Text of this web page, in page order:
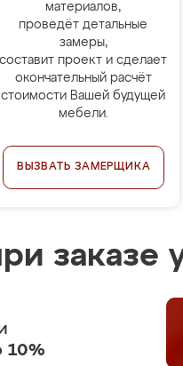
материалов,
проведёт детальные
замеры,
составит проект и сделает
окончательный расчёт
стоимости Вашей будущей
мебели.
ВЫЗВАТЬ ЗАМЕРЩИКА
заказе
10%